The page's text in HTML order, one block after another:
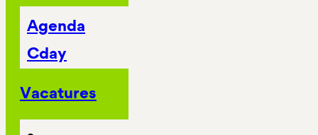
Agenda
Cday
Vacatures